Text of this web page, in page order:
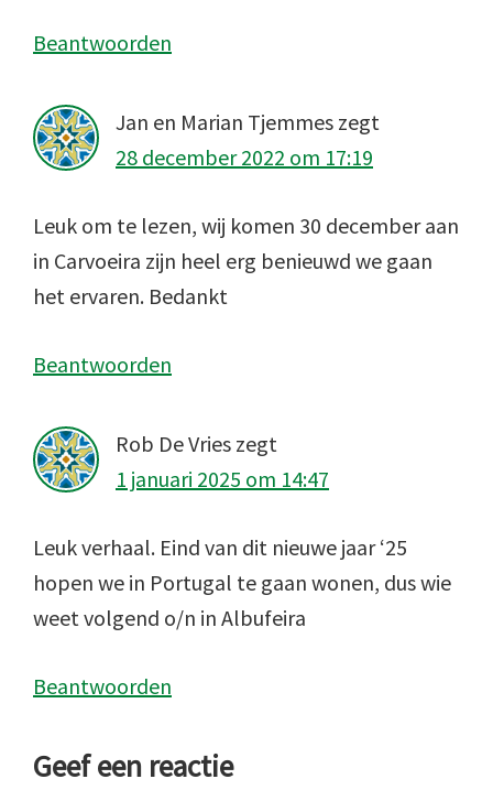
Beantwoorden
Jan en Marian Tjemmes zegt
28 december 2022 om 17:19
Leuk om te lezen, wij komen 30 december aan
in Carvoeira zijn heel erg benieuwd we gaan
het ervaren. Bedankt
Beantwoorden
Rob De Vries zegt
1 januari 2025 om 14:47
Leuk verhaal. Eind van dit nieuwe jaar ‘25
hopen we in Portugal te gaan wonen, dus wie
weet volgend o/n in Albufeira
Beantwoorden
Geef een reactie